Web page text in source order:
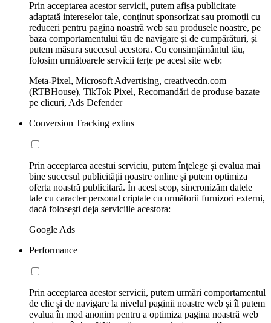
Prin acceptarea acestor servicii, putem afișa publicitate
adaptată intereselor tale, conținut sponsorizat sau promoții cu
reduceri pentru pagina noastră web sau produsele noastre, pe
baza comportamentului tău de navigare și de cumpărături, și
putem măsura succesul acestora. Cu consimțământul tău,
folosim următoarele servicii terțe pe acest site web:
Meta-Pixel, Microsoft Advertising, creativecdn.com
(RTBHouse), TikTok Pixel, Recomandări de produse bazate
pe clicuri, Ads Defender
Conversion Tracking extins
Prin acceptarea acestui serviciu, putem înțelege și evalua mai
bine succesul publicității noastre online și putem optimiza
oferta noastră publicitară. În acest scop, sincronizăm datele
tale cu caracter personal criptate cu următorii furnizori externi,
dacă folosești deja serviciile acestora:
Google Ads
Performance
Prin acceptarea acestor servicii, putem urmări comportamentul
de clic și de navigare la nivelul paginii noastre web și îl putem
evalua în mod anonim pentru a optimiza pagina noastră web